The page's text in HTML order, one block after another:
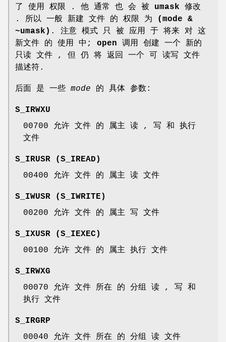
了 使用 权限 . 他 通常 也 会 被 umask 修改
. 所以 一般 新建 文件 的 权限 为
(mode &
~umask) . 注意 模式 只 被 应用 于 将来 对 这
新文件 的 使用 中; open 调用 创建 一个 新的
只读 文件 , 但 仍 将 返回 一个 可 读写 文件
描述符.
后面 是 一些 mode 的 具体 参数:
S_IRWXU
00700 允许 文件 的 属主 读 , 写 和 执行
文件
S_IRUSR (S_IREAD)
00400 允许 文件 的 属主 读 文件
S_IWUSR (S_IWRITE)
00200 允许 文件 的 属主 写 文件
S_IXUSR (S_IEXEC)
00100 允许 文件 的 属主 执行 文件
S_IRWXG
00070 允许 文件 所在 的 分组 读 , 写 和
执行 文件
S_IRGRP
00040 允许 文件 所在 的 分组 读 文件